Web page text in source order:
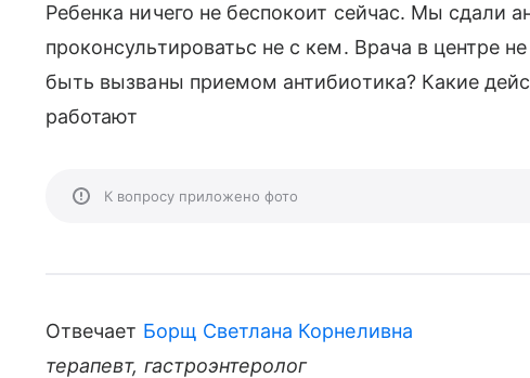
Ребенка ничего не беспокоит сейчас. Мы сдали
проконсультироватьс не с кем. Врача в центре
быть вызваны приемом антибиотика? Какие
работают
К вопросу приложено фото
Отвечает Борщ Светлана Корнеливна
терапевт, гастроэнтеролог